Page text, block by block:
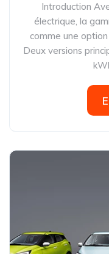
Introduction
électrique, la
comme une
Deux versions